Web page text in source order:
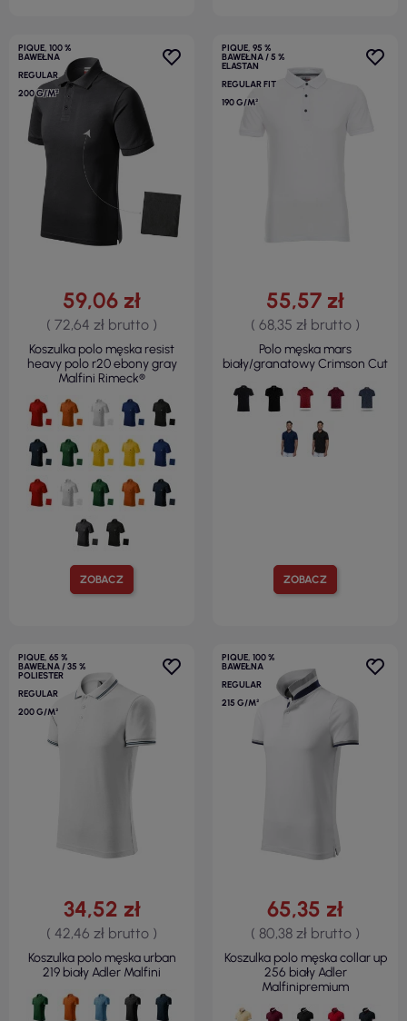
PIQUE, 100 %
BAWEŁNA
REGULAR
200 G/M²
ZOBACZ
59,06 zł
( 72,64 zł brutto )
Koszulka polo męska resist
heavy polo r20 ebony gray
Malfini Rimeck®
PIQUE, 95 %
BAWEŁNA / 5 %
ELASTAN
REGULAR FIT
190 G/M²
ZOBACZ
55,57 zł
( 68,35 zł brutto )
Polo męska mars
biały/granatowy Crimson Cut
PIQUE, 65 %
BAWEŁNA / 35 %
POLIESTER
REGULAR
200 G/M²
34,52 zł
( 42,46 zł brutto )
Koszulka polo męska urban
219 biały Adler Malfini
PIQUE, 100 %
BAWEŁNA
REGULAR
215 G/M²
65,35 zł
( 80,38 zł brutto )
Koszulka polo męska collar up
256 biały Adler
Malfinipremium